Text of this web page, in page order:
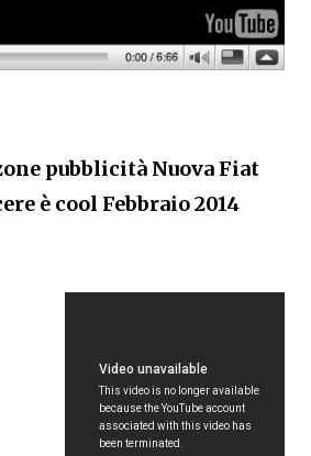
pubblicità Nuova Fiat
è cool Febbraio 2014